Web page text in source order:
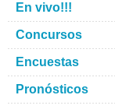
En vivo!!!
Concursos
Encuestas
Pronósticos